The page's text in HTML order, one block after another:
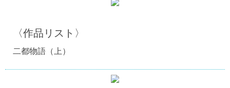
〈作品リスト〉
二都物語（上）